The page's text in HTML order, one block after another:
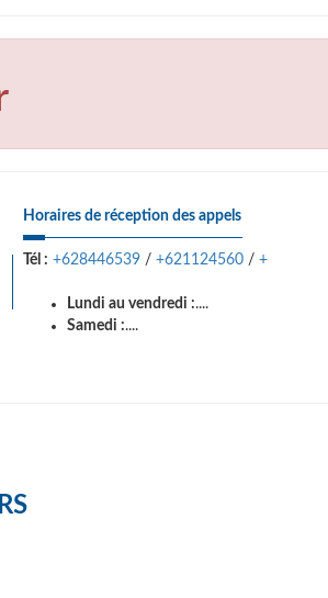
Horaires de réception des appels
Tél : +628446539 / +621124560 / +
Lundi au vendredi :....
Samedi :....